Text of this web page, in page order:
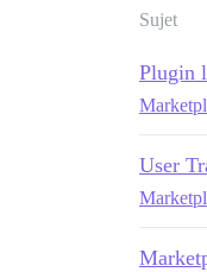
Sujet
Plugin
User